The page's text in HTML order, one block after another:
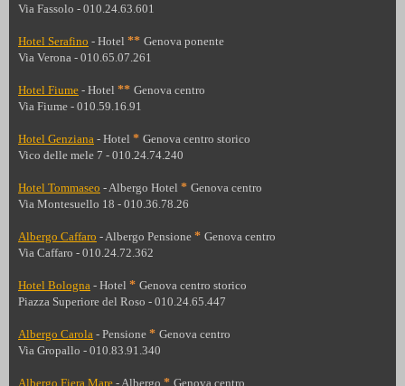
Via Fassolo - 010.24.63.601
Hotel Serafino - Hotel ** Genova ponente
Via Verona - 010.65.07.261
Hotel Fiume - Hotel ** Genova centro
Via Fiume - 010.59.16.91
Hotel Genziana - Hotel * Genova centro storico
Vico delle mele 7 - 010.24.74.240
Hotel Tommaseo - Albergo Hotel * Genova centro
Via Montesuello 18 - 010.36.78.26
Albergo Caffaro - Albergo Pensione * Genova centro
Via Caffaro - 010.24.72.362
Hotel Bologna - Hotel * Genova centro storico
Piazza Superiore del Roso - 010.24.65.447
Albergo Carola - Pensione * Genova centro
Via Gropallo - 010.83.91.340
Albergo Fiera Mare - Albergo * Genova centro